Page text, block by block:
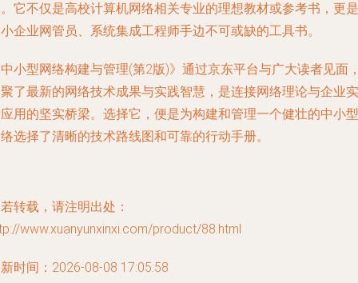
它不仅是高校计算机网络相关专业的理想教材或参考书，更是
企业网管员、系统集成工程师手边不可或缺的工具书。
小型网络构建与管理(第2版)》通过京东平台与广大读者见面
了最新的网络技术成果与实践智慧，是连接网络理论与企业实
用的坚实桥梁。选择它，便是为构建和管理一个健壮的中小型
选择了清晰的技术路线图和可靠的行动手册。
转载，请注明出处：
www.xuanyunxinxi.com/product/88.html
时间：2026-08-08 17:05:58